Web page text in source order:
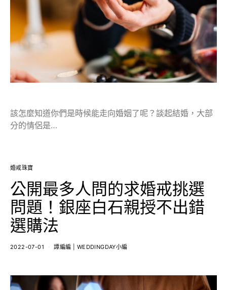
該怎麼知道你們是時候能走向婚姻了呢？談起結婚，大部
分的情侶是…
婚戒珠寶
公開最多人問的求婚戒挑選
問題！銀座白石親授不出錯
選購法
2022-07-01 譚編編 | WEDDINGDAY小編